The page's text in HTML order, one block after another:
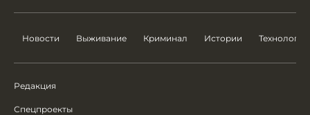
Новости Выживание Криминал Истории Технологии
Редакция
Спецпроекты